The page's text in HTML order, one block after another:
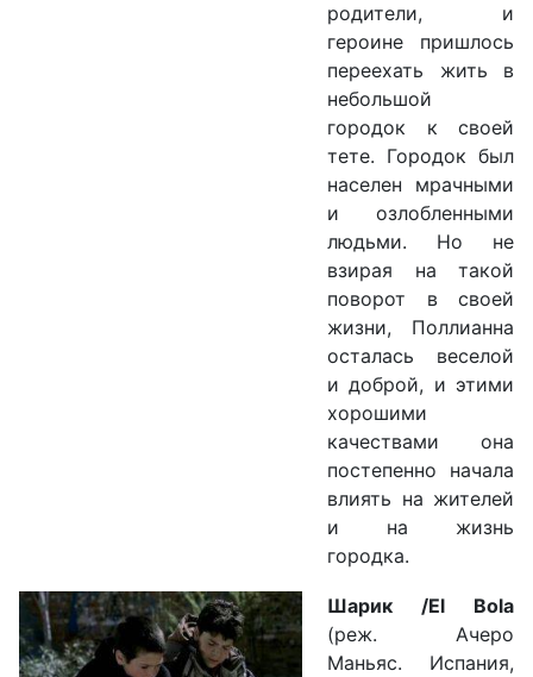
родители, и
героине пришлось
переехать жить в
небольшой
городок к своей
тете. Городок был
населен мрачными
и озлобленными
людьми. Но не
взирая на такой
поворот в своей
жизни, Поллианна
осталась веселой
и доброй, и этими
хорошими
качествами она
постепенно начала
влиять на жителей
и на жизнь
городка.
Шарик /El Bola
(реж. Ачеро
Маньяс. Испания,